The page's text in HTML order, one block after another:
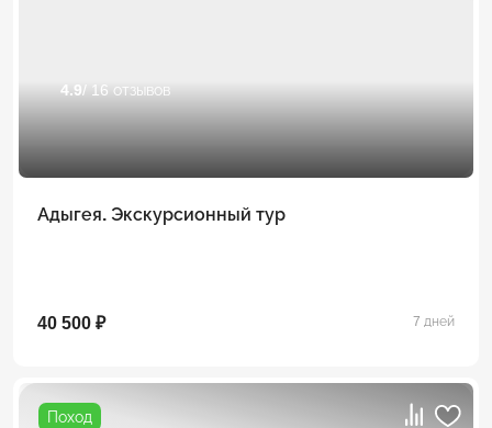
4.9/ 16 отзывов
Адыгея. Экскурсионный тур
40 500 ₽ 7 дней
Поход